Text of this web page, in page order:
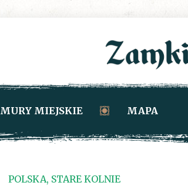
MURY MIEJSKIE MAPA
POLSKA, STARE KOLNIE